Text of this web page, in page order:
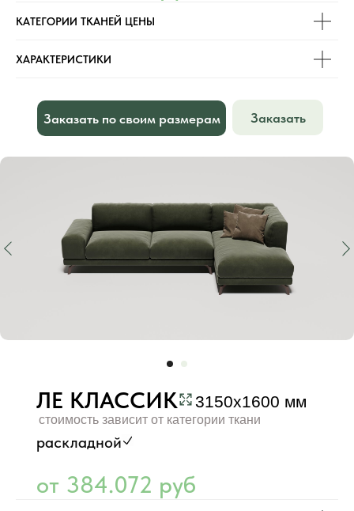
КАТЕГОРИИ ТКАНЕЙ ЦЕНЫ
ХАРАКТЕРИСТИКИ
Заказать по своим размерам Заказать
3150х1600 мм
стоимость зависит от категории ткани
ЛЕ КЛАССИК
раскладной
от 384.072 руб